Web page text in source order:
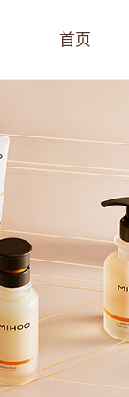
首页